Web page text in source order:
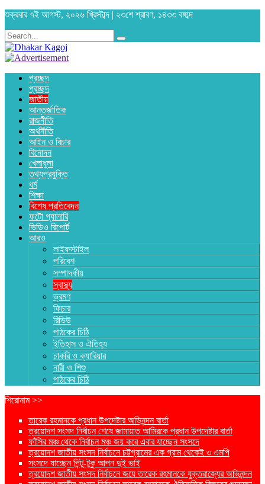
শুক্রবার ৭ই আগস্ট, ২০২৬ খ্রিস্টাব্দ | ২৩শে শ্রাবণ, ১৪৩৩ বঙ্গাব্দ
প্রচ্ছদ
প্রচ্ছদ
জাতীয়
আন্তর্জাতিক
রাজনীতি
অর্থনীতি
আইন ও বিচার
বিনোদন
খেলাধুলা
তথ্যপ্রযুক্তি
ধর্ম
শিক্ষা
বিশেষ প্রতিবেদন
ফটো গ্যালারি
ভিডিও রিপোর্ট
আরও
লাইফস্টাইল
পরিবেশ
সম্পাদকীয়
স্বাস্থ্য
ভ্রমণ
ফিচার
রিভিউ
পাঠকের চিঠি
ইতিহাস ও ঐতিহ্য
চাকরি ও ক্যারিয়ার
নারী ও শিশু
পাঠকের চিঠি
শিরোনাম >>
তারেক রহমানকে প্রধান উপদেষ্টার অভিনন্দন বার্তা
ত্রয়োদশ সংসদ নির্বাচন শেষে জামায়াত আমিরকে প্রধান উপদেষ্টার বার্তা
ফাঁসির মঞ্চ থেকে নির্বাচন মঞ্চ জয় করে এবার যাচ্ছেন সংসদে
ত্রয়োদশ জাতীয় সংসদ নির্বাচনে চট্টগ্রামের এক গ্রাম থেকেই ৩ এমপি
সংসদে যাচ্ছেন পিন্টু-টুকু আপন দুই ভাই
ত্রয়োদশ জাতীয় সংসদ নির্বাচনে জয়ে তারেক রহমানকে যুক্তরাজ্যের অভিনন্দন